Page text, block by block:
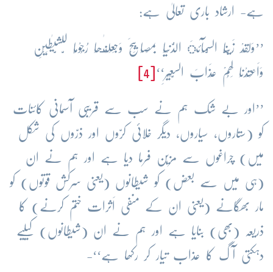
ہے- ارشاد باری تعالیٰ ہے:
’’وَلَقَدْ زَیَّنَّا السَّمَآئَ الدُّنْیَا بِمَصَابِیْحَ وَجَعَلْنٰـھَا رُجُوْمًا لِّلشَّیٰطِیْنِ
وَاَعْتَدْنَا لَھُمْ عَذَابَ السَّعِیْرِ‘‘
’’اور بے شک ہم نے سب سے قریبی آسمانی کائنات
کو (ستاروں، سیاروں، دیگر خلائی کرّوں اور ذرّوں کی شکل
میں) چراغوں سے مزیّن فرما دیا ہے اور ہم نے ان
(ہی میں سے بعض) کو شیطانوں (یعنی سرکش قوتوں) کو
مار بھگانے (یعنی ان کے منفی اَثرات ختم کرنے) کا
ذریعہ (بھی) بنایا ہے اور ہم نے ان (شیطانوں) کیلیے
دہکتی آگ کا عذاب تیار کر رکھا ہے‘‘-